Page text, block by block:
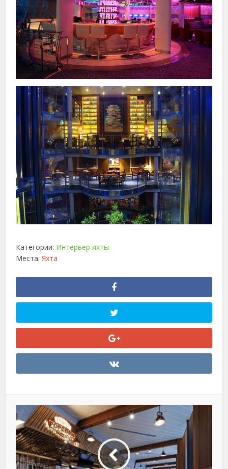
Категории: Интерьер яхты
Места:Яхта